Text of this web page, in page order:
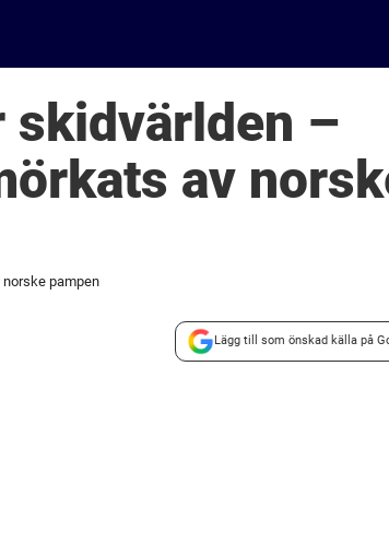
skidvärlden –
av
pampen
Lägg till som önskad källa på